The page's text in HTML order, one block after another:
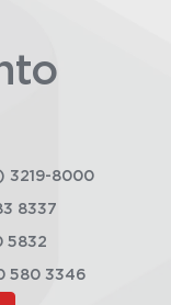
3219-8000
8337
5832
580 3346